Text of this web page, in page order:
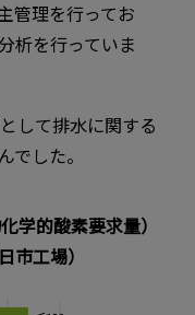
管理を行ってお
析を行っていま
して排水に関する
でした。
学的酸素要求量）
市工場）